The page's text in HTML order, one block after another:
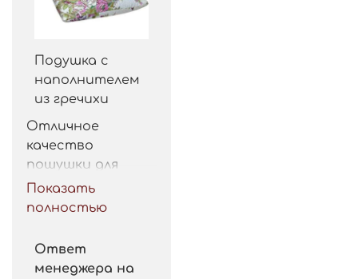
Подушка с
наполнителем
из гречихи
Отличное
качество
пошушки для
такой цены.
Рекомендую.
Показать
полностью
Ответ
менеджера на